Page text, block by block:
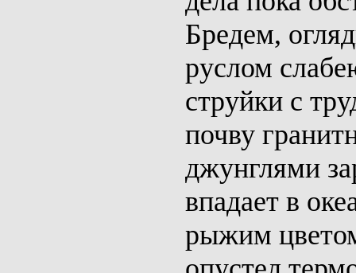
Бредем,
руслом
струй­ки с
почву
джунглями
впадает в
рыжим